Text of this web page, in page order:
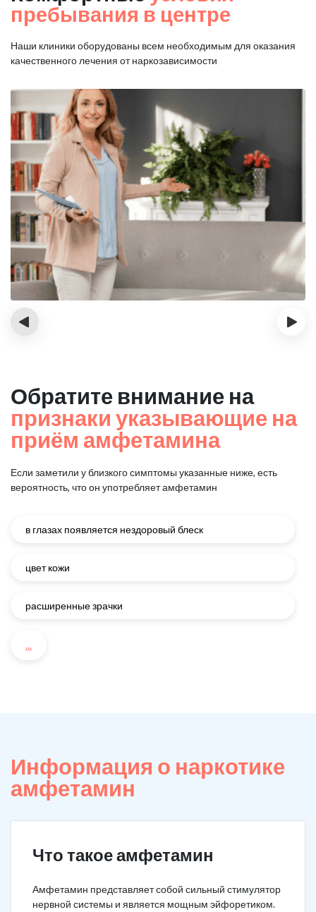
пребывания в центре
Наши клиники оборудованы всем необходимым для оказания
качественного лечения от наркозависимости
‹ ›
Обратите внимание на
признаки указывающие на
приём амфетамина
Если заметили у близкого симптомы указанные ниже, есть
вероятность, что он употребляет амфетамин
в глазах появляется нездоровый блеск
цвет кожи
расширенные зрачки
...
Информация о наркотике
амфетамин
Что такое амфетамин
Амфетамин представляет собой сильный стимулятор
нервной системы и является мощным эйфоретиком.